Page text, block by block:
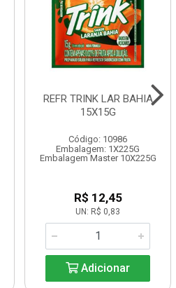
REFR TRINK LAR BAHIA
15X15G
Código: 10986
Embalagem: 1X225G
Embalagem Master 10X225G
R$ 12,45
UN: R$ 0,83
Adicionar